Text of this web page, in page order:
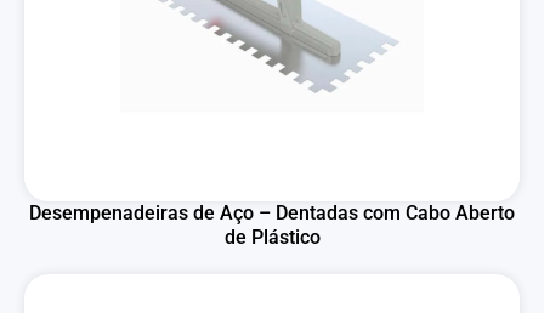
Desempenadeiras de Aço – Dentadas com Cabo Aberto
de Plástico